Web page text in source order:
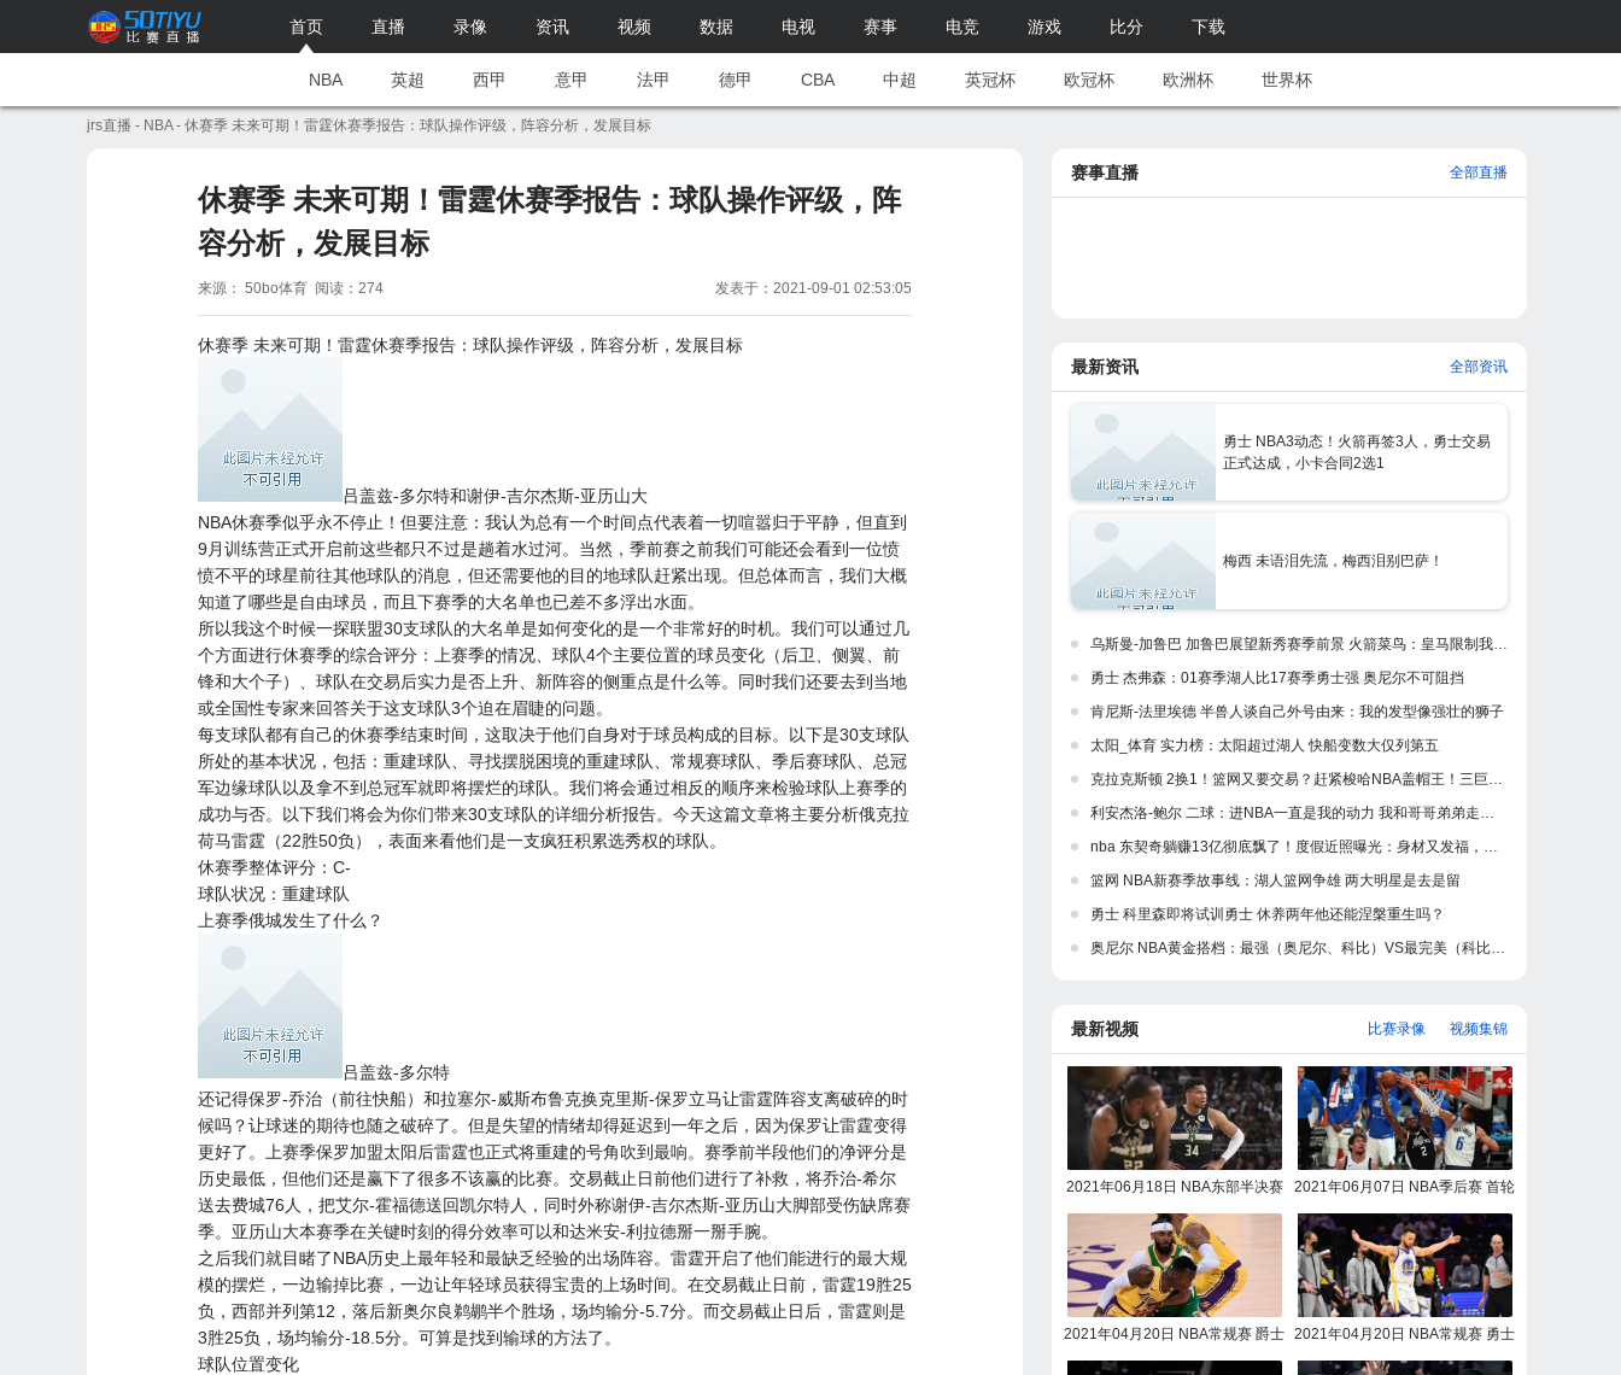
首页 直播 录像 资讯 视频 数据 电视 赛事 电竞 游戏 比分 下载
NBA 英超 西甲 意甲 法甲 德甲 CBA 中超 英冠杯 欧冠杯 欧洲杯 世界杯
jrs直播 - NBA- 休赛季 未来可期！雷霆休赛季报告：球队操作评级，阵容分析，发展目标
休赛季 未来可期！雷霆休赛季报告：球队操作评级，阵
容分析，发展目标
来源： 50bo体育 阅读：274 发表于：2021-09-01 02:53:05
休赛季 未来可期！ 雷霆休赛季报告：球队操作评级，阵容分析，发展目标
吕盖兹-多尔特和谢伊-吉尔杰斯-亚历山大
NBA休赛季似乎永不停止！但要注意：我认为总有一个时间点代表着一切喧嚣归于平静，但直到
9月训练营正式开启前这些都只不过是趟着水过河。当然，季前赛之前我们可能还会看到一位愤
愤不平的球星前往其他球队的消息，但还需要他的目的地球队赶紧出现。但总体而言，我们大概
知道了哪些是自由球员，而且下赛季的大名单也已差不多浮出水面。
所以我这个时候一探联盟30支球队的大名单是如何变化的是一个非常好的时机。我们可以通过几
个方面进行休赛季的综合评分：上赛季的情况、球队4个主要位置的球员变化（后卫、侧翼、前
锋和大个子）、球队在交易后实力是否上升、新阵容的侧重点是什么等。同时我们还要去到当地
或全国性专家来回答关于这支球队3个迫在眉睫的问题。
每支球队都有自己的休赛季结束时间，这取决于他们自身对于球员构成的目标。以下是30支球队
所处的基本状况，包括：重建球队、寻找摆脱困境的重建球队、常规赛球队、季后赛球队、总冠
军边缘球队以及拿不到总冠军就即将摆烂的球队。我们将会通过相反的顺序来检验球队上赛季的
成功与否。以下我们将会为你们带来30支球队的详细分析报告。今天这篇文章将主要分析俄克拉
荷马雷霆（22胜50负），表面来看他们是一支疯狂积累选秀权的球队。
休赛季整体评分：C-
球队状况：重建球队
上赛季俄城发生了什么？
吕盖兹-多尔特
还记得保罗-乔治（前往快船）和拉塞尔-威斯布鲁克换克里斯-保罗立马让雷霆阵容支离破碎的时
候吗？让球迷的期待也随之破碎了。但是失望的情绪却得延迟到一年之后，因为保罗让雷霆变得
更好了。上赛季保罗加盟太阳后雷霆也正式将重建的号角吹到最响。赛季前半段他们的净评分是
历史最低，但他们还是赢下了很多不该赢的比赛。交易截止日前他们进行了补救，将乔治-希尔
送去费城76人，把艾尔-霍福德送回凯尔特人 ，同时外称谢伊-吉尔杰斯-亚历山大脚部受伤缺席赛
季。亚历山大本赛季在关键时刻的得分效率可以和达米安-利拉德掰一掰手腕。
之后我们就目睹了NBA历史上最年轻和最缺乏经验的出场阵容。雷霆开启了他们能进行的最大规
模的摆烂，一边输掉比赛，一边让年轻球员获得宝贵的上场时间。在交易截止日前，雷霆19胜25
负，西部并列第12，落后新奥尔良鹈鹕半个胜场，场均输分-5.7分。而交易截止日后，雷霆则是
3胜25负，场均输分-18.5分。可算是找到输球的方法了。
球队位置变化
赛事直播 全部直播
最新资讯 全部资讯
勇士 NBA3动态！火箭再签3人，勇士交易
正式达成，小卡合同2选1
梅西 未语泪先流，梅西泪别巴萨！
乌斯曼-加鲁巴 加鲁巴展望新秀赛季前景 火箭菜鸟：皇马限制我发挥
勇士 杰弗森：01赛季湖人比17赛季勇士强 奥尼尔不可阻挡
肯尼斯-法里埃德 半兽人谈自己外号由来：我的发型像强壮的狮子
太阳_体育 实力榜：太阳超过湖人 快船变数大仅列第五
克拉克斯顿 2换1！篮网又要交易？赶紧梭哈NBA盖帽王！三巨头有他能笑醒
利安杰洛-鲍尔 二球：进NBA一直是我的动力 我和哥哥弟弟走不同道路
nba 东契奇躺赚13亿彻底飘了！度假近照曝光：身材又发福，明显长胖
篮网 NBA新赛季故事线：湖人篮网争雄 两大明星是去是留
勇士 科里森即将试训勇士 休养两年他还能涅槃重生吗？
奥尼尔 NBA黄金搭档：最强（奥尼尔、科比）VS最完美（科比、加索尔）
最新视频 视频集锦
比赛录像
2021年06月18日 NBA东部半决赛
2021年06月07日 NBA季后赛 首轮
2021年04月20日 NBA常规赛 爵士 2021年04月20日 NBA常规赛 勇士